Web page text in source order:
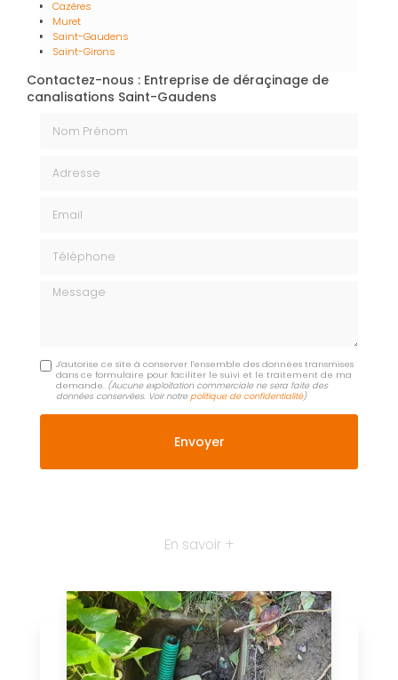
Cazères
Muret
Saint-Gaudens
Saint-Girons
Contactez-nous : Entreprise de déraçinage de
canalisations Saint-Gaudens
Message
J'autorise ce site à conserver l'ensemble des données transmises
dans ce formulaire pour faciliter le suivi et le traitement de ma
demande. (Aucune exploitation commerciale ne sera faite des
données conservées. Voir notrepolitique de confidentialité)
En savoir +